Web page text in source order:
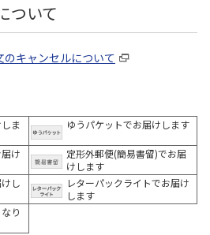
ついて
のキャンセルについて
ま
ゆうパケットでお届けします
け
定形外郵便(簡易書留)でお届
けします
し
レターパックライトでお届け
します
り